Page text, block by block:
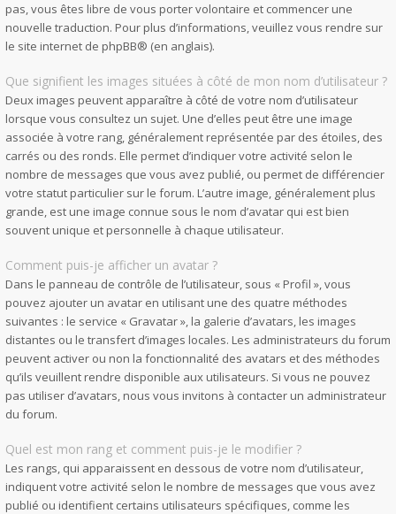
pas, vous êtes libre de vous porter volontaire et commencer une
nouvelle traduction. Pour plus d’informations, veuillez vous rendre sur
le site internet de phpBB® (en anglais).
Que signifient les images situées à côté de mon nom d’utilisateur ?
Deux images peuvent apparaître à côté de votre nom d’utilisateur
lorsque vous consultez un sujet. Une d’elles peut être une image
associée à votre rang, généralement représentée par des étoiles, des
carrés ou des ronds. Elle permet d’indiquer votre activité selon le
nombre de messages que vous avez publié, ou permet de différencier
votre statut particulier sur le forum. L’autre image, généralement plus
grande, est une image connue sous le nom d’avatar qui est bien
souvent unique et personnelle à chaque utilisateur.
Comment puis-je afficher un avatar ?
Dans le panneau de contrôle de l’utilisateur, sous « Profil », vous
pouvez ajouter un avatar en utilisant une des quatre méthodes
suivantes : le service « Gravatar », la galerie d’avatars, les images
distantes ou le transfert d’images locales. Les administrateurs du forum
peuvent activer ou non la fonctionnalité des avatars et des méthodes
qu’ils veuillent rendre disponible aux utilisateurs. Si vous ne pouvez
pas utiliser d’avatars, nous vous invitons à contacter un administrateur
du forum.
Quel est mon rang et comment puis-je le modifier ?
Les rangs, qui apparaissent en dessous de votre nom d’utilisateur,
indiquent votre activité selon le nombre de messages que vous avez
publié ou identifient certains utilisateurs spécifiques, comme les